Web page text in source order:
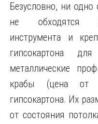
Безусловно, ни одно
не обходятся
инструмента и
гипсокартона
металлические
крабы (цена
гипсокартона. Их
от состояния